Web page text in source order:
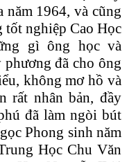
1964, và cũng
nghiệp Cao Học
gì ông học và
đã cho ông
không mơ hồ và
rất nhân bản, đầy
đã làm ngòi bút
Phong sinh năm
Học Chu Văn